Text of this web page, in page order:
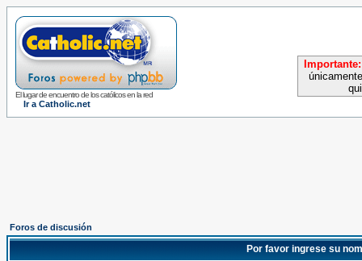
El lugar de encuentro de los católicos en la red
Ir a Catholic.net
Importante:
Foros de discusión
Por favor ingrese su